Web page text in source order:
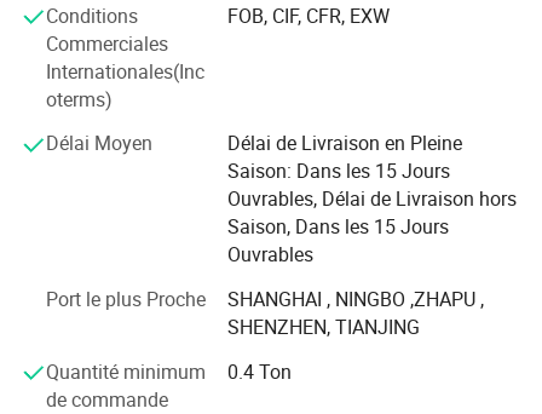
"fixation BOLNUT" contrôle chaque liaison pour s'assurer
que l'usine peut produire des produits de qualité à congé
élevé, de la matière première au processus de production
en stricte conformité avec les procédures et dispose
d'inspecteurs et de tests de bonne qualité, qui prennent un
contrôle efficace sur le processus de production pour
assurer la qualité des produits. Il a réussi à gagner le client
très satisfaisant selon ces processus.
Nos marchandises ont donc été exportées vers l'Amérique,
le Royaume-Uni, l'Éruope, le Canada, le Mexique, Amérique
centrale et du Sud, Espagne, Australie, Nouvelle-Zélande et
Bienvenue à nous contacter pour une coopération future,
Conditions
Commerciales
Internationales(Inc
oterms)
FOB, CIF, CFR, EXW
Délai Moyen
Délai de Livraison en Pleine
Saison: Dans les 15 Jours
Ouvrables, Délai de Livraison hors
Saison, Dans les 15 Jours
Ouvrables
Port le plus Proche
SHANGHAI , NINGBO ,ZHAPU ,
SHENZHEN, TIANJING
Quantité minimum
de commande
0.4 Ton